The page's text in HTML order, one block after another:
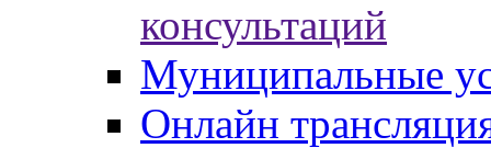
консультаций
Муниципальные
Онлайн